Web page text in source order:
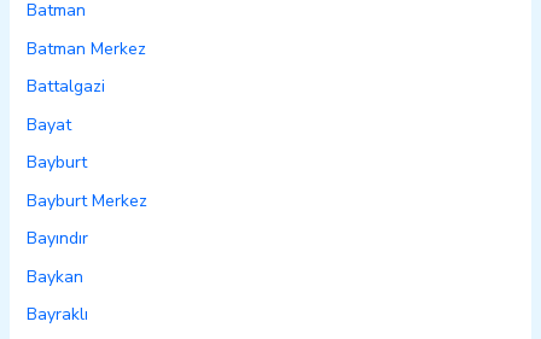
Batman
Batman Merkez
Battalgazi
Bayat
Bayburt
Bayburt Merkez
Bayındır
Baykan
Bayraklı